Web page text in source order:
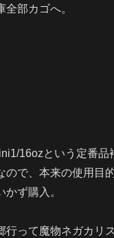
部カゴへ。
16ozという定番品
ので、本来の使用目
ず購入。
行って魔物ネガカリ